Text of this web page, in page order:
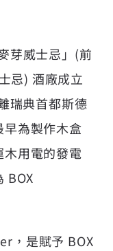
芽威士忌」(前
忌) 酒廠成立
瑞典首都斯德
為製作木盒
用電的發電
BOX
，是賦予 BOX